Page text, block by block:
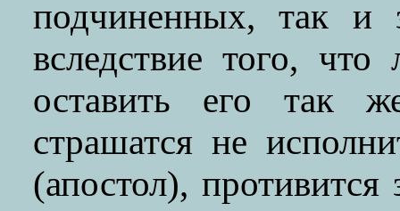
подчиненных, так и
вследствие того,
оставить его так
страшатся не
(апостол), противится